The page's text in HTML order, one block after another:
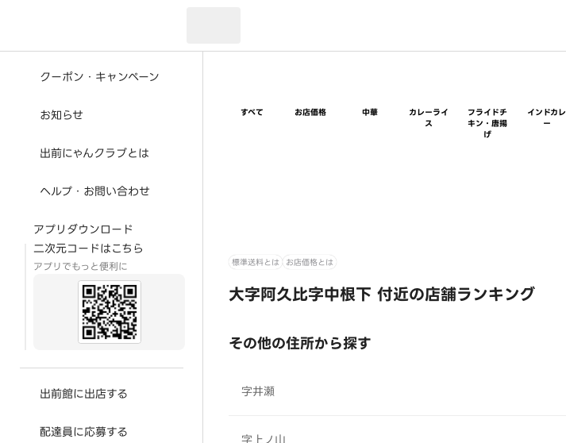
クーポン・キャンペーン
お知らせ
出前にゃんクラブとは
ヘルプ・お問い合わせ
アプリダウンロード
二次元コードはこちら
アプリでもっと便利に
出前館に出店する
配達員に応募する
すべて お店価格 中華
カレーライ
ス
フライドチ
キン・唐揚
げ
インドカレ
ー
標準送料とは お店価格とは
大字阿久比字中根下 付近の店舗ランキング
その他の住所から探す
字井瀬